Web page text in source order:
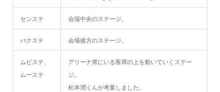
センステ 会場中央のステージ。
バクステ 会場後方のステージ。
ムビステ、
ムーステ
アリーナ席にいる客席の上を動いていくステー
ジ。
松本潤くんが考案しました。